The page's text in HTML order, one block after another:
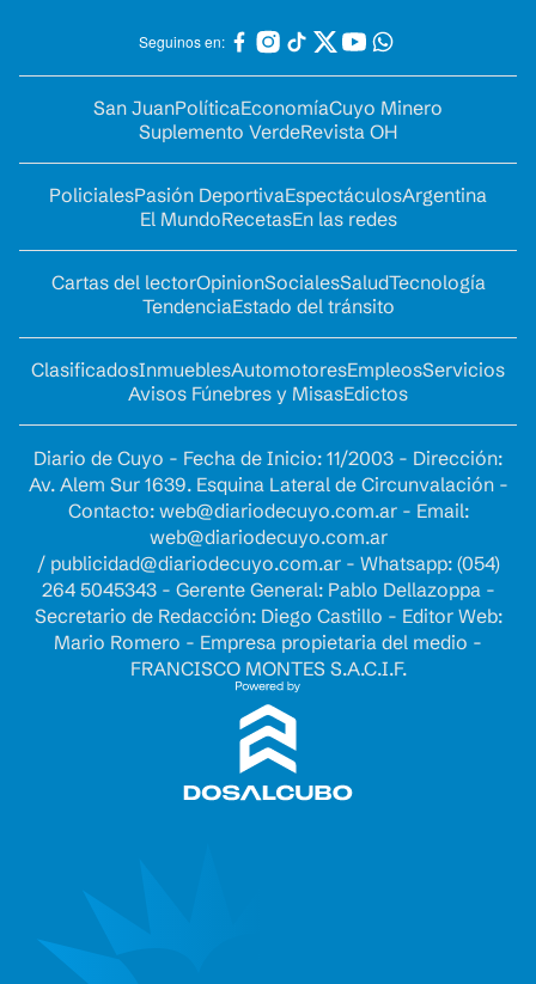
Seguinos en:
San JuanPolíticaEconomíaCuyo Minero
Suplemento VerdeRevista OH
PolicialesPasión DeportivaEspectáculosArgentina
El MundoRecetasEn las redes
Cartas del lectorOpinionSocialesSaludTecnología
TendenciaEstado del tránsito
ClasificadosInmueblesAutomotoresEmpleosServicios
Avisos Fúnebres y MisasEdictos
Diario de Cuyo - Fecha de Inicio: 11/2003 - Dirección:
Av. Alem Sur 1639. Esquina Lateral de Circunvalación -
Contacto: web@diariodecuyo.com.ar- Email:
web@diariodecuyo.com.ar
/ publicidad@diariodecuyo.com.ar- Whatsapp: (054)
264 5045343 - Gerente General: Pablo Dellazoppa -
Secretario de Redacción: Diego Castillo - Editor Web:
Mario Romero - Empresa propietaria del medio -
FRANCISCO MONTES S.A.C.I.F.